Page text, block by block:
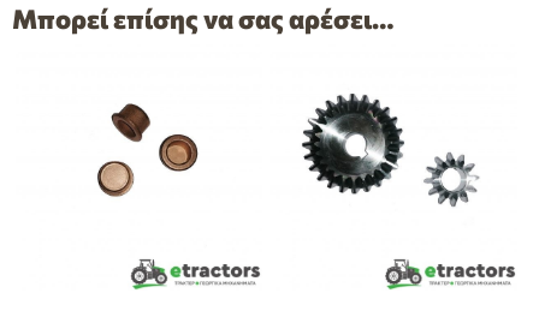
Μπορεί επίσης να σας αρέσει…